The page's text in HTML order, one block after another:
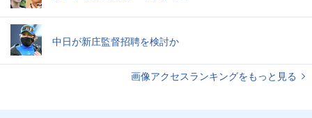
中日が新庄監督招聘を検討か
画像アクセスランキングをもっと見る